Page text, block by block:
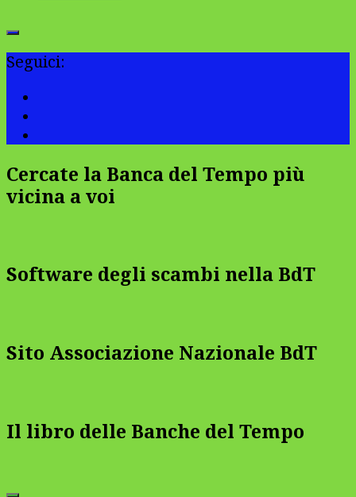
Seguici:
Cercate la Banca del Tempo più
vicina a voi
Software degli scambi nella BdT
Sito Associazione Nazionale BdT
Il libro delle Banche del Tempo